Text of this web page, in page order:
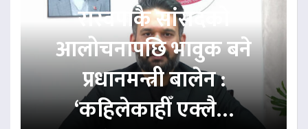
रास्वपाकै सांसदको
आलोचनापछि भावुक बने
प्रधानमन्त्री बालेन :
‘कहिलेकाहीँ एक्लै…